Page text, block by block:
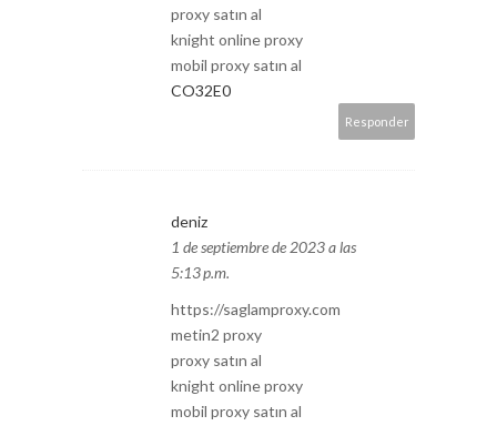
proxy satın al
knight online proxy
mobil proxy satın al
CO32E0
Responder
deniz
1 de septiembre de 2023 a las
5:13 p.m.
https://saglamproxy.com
metin2 proxy
proxy satın al
knight online proxy
mobil proxy satın al